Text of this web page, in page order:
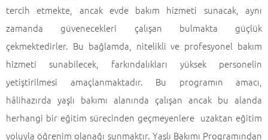
tercih etmekte, ancak evde bakım hizmeti sunacak, aynı
zamanda güvenecekleri çalışan bulmakta güçlük
çekmektedirler. Bu bağlamda, nitelikli ve profesyonel bakım
hizmeti sunabilecek, farkındalıkları yüksek personelin
yetiştirilmesi amaçlanmaktadır. Bu programın amacı,
hâlihazırda yaşlı bakımı alanında çalışan ancak bu alanda
herhangi bir eğitim sürecinden geçmeyenlere uzaktan eğitim
yoluyla öğrenim olanağı sunmaktır. Yaşlı Bakımı Programından